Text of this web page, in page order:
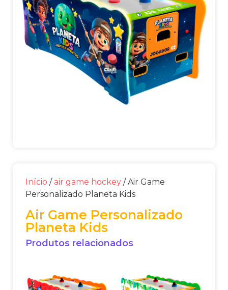
Início /air game hockey / Air Game
Personalizado Planeta Kids
Air Game Personalizado
Planeta Kids
Produtos relacionados